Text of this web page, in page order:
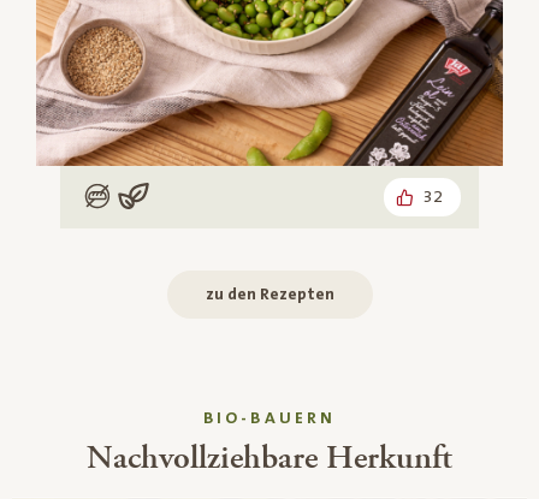
Low Carb
Vegan 32
zu den Rezepten
BIO-BAUERN
Nachvollziehbare Herkunft